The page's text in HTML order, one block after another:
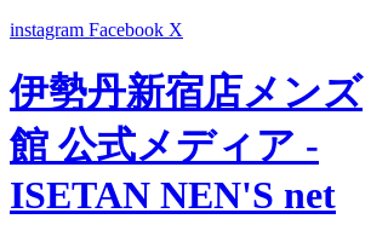
instagram Facebook X
伊勢丹新宿店メンズ
館 公式メディア -
ISETAN NEN'S net